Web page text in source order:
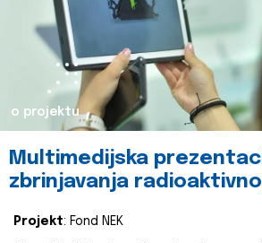
o projektu
Multimedijska
zbrinjavanja
Projekt: Fond NEK